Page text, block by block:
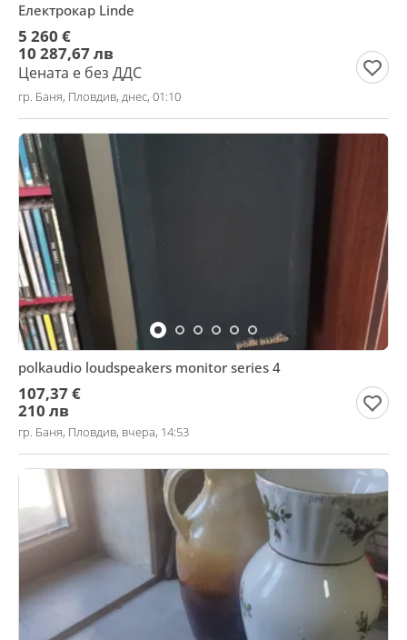
Електрокар Linde
5 260 €
10 287,67 лв
Цената е без ДДС
гр. Баня, Пловдив, днес, 01:10
polkaudio loudspeakers monitor series 4
107,37 €
210 лв
гр. Баня, Пловдив, вчера, 14:53